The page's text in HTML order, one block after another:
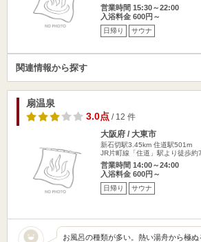
営業時間 15:30～22:00
入浴料金 600円～
日帰り サウナ
関連情報から探す
扇温泉
3.0点/ 12 件
大阪府 / 大東市
新石切駅3.45km 住道駅501m
JR片町線「住道」駅より徒歩約
営業時間 14:00～24:00
入浴料金 600円～
日帰り サウナ
お風呂の種類が多い。熱い湯舟から極ぬ